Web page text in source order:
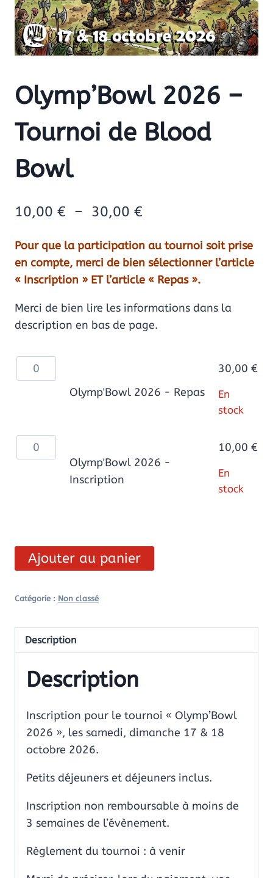
Olymp’Bowl 2026 –
Tournoi de Blood
Bowl
10,00 € – 30,00 €
prix :
10,00 €
30,00 €
Pour que la participation au tournoi soit prise
en compte, merci de bien sélectionner l’article
« Inscription » ET l’article « Repas ».
Merci de bien lire les informations dans la
description en bas de page.
quantité
de
Olymp'Bowl
-
Repas
Olymp'Bowl 2026 - Repas
30,00 €
En
stock
quantité
de
Olymp'Bowl
Olymp'Bowl 2026 -
Inscription
10,00 €
En
stock
Ajouter au panier
Catégorie : Non classé
Description
Description
Inscription pour le tournoi « Olymp’Bowl
2026 », les samedi, dimanche 17 & 18
octobre 2026.
Petits déjeuners et déjeuners inclus.
Inscription non remboursable à moins de
3 semaines de l’évènement.
Règlement du tournoi : à venir